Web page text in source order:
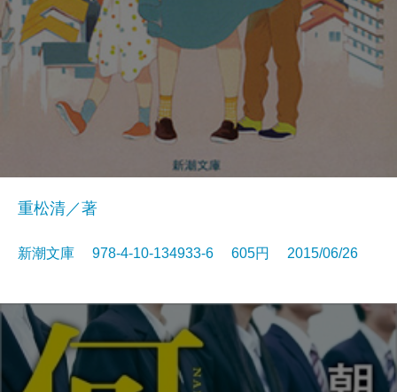
重松清／著
新潮文庫 978-4-10-134933-6 605円 2015/06/26